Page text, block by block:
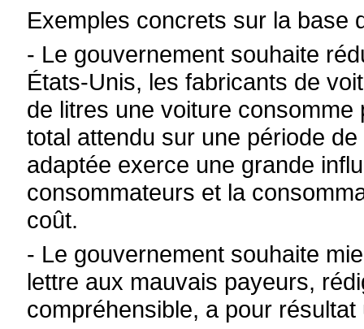
Exemples concrets sur la base
- Le gouvernement souhaite
États-Unis, les fabricants de
de litres une voiture
total attendu sur une période
adaptée exerce une grande
consommateurs et la
coût.
- Le gouvernement souhaite
lettre aux mauvais payeurs,
compréhensible, a pour